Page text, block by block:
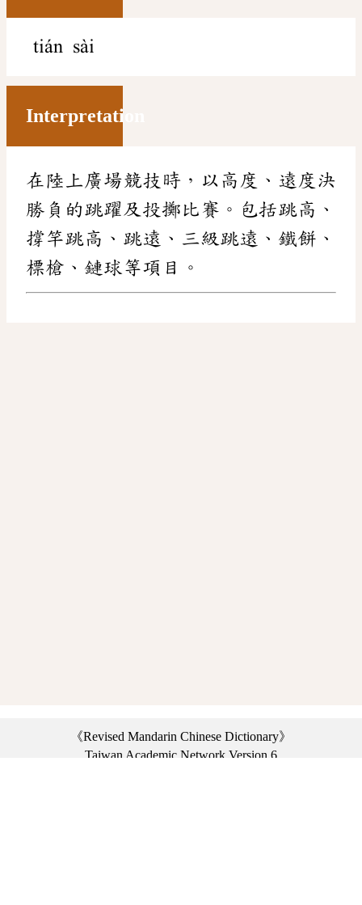
tián sài
Interpretation
在陸上廣場競技時，以高度、遠度決
勝負的跳躍及投擲比賽。包括跳高、
撐竿跳高、跳遠、三級跳遠、鐵餅、
標槍、鏈球等項目。
《Revised Mandarin Chinese Dictionary》
Taiwan Academic Network Version 6